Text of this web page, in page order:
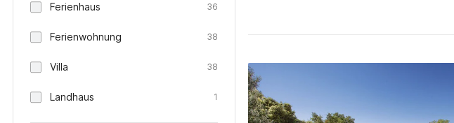
Ferienhaus 36
Ferienwohnung 38
Villa 38
Landhaus 1